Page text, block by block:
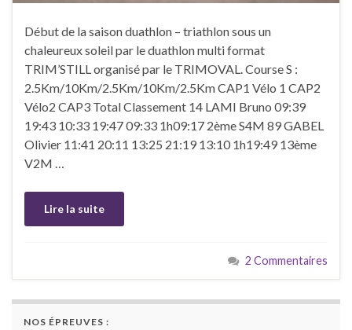
Début de la saison duathlon – triathlon sous un
chaleureux soleil par le duathlon multi format
TRIM’STILL organisé par le TRIMOVAL. Course S :
2.5Km/10Km/2.5Km/10Km/2.5Km CAP1 Vélo 1 CAP2
Vélo2 CAP3 Total Classement 14 LAMI Bruno 09:39
19:43 10:33 19:47 09:33 1h09:17 2ème S4M 89 GABEL
Olivier 11:41 20:11 13:25 21:19 13:10 1h19:49 13ème
V2M …
Lire la suite
2 Commentaires
NOS ÉPREUVES :